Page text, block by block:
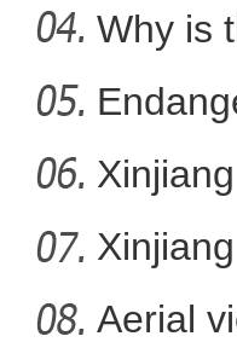
Why is
f
Aerial